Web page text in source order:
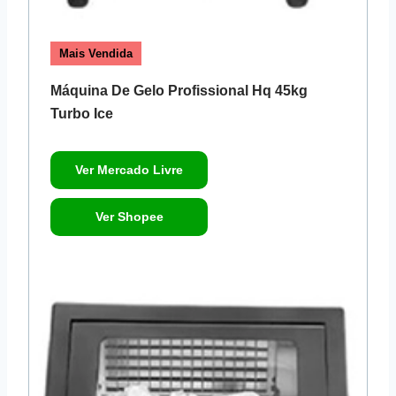
Mais Vendida
Máquina De Gelo Profissional Hq 45kg
Turbo Ice
Ver Mercado Livre
Ver Shopee